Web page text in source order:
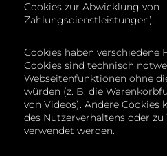
Cookies zur Abwicklung von
Zahlungsdienstleistungen).
Cookies haben verschiedene
Cookies sind technisch
Webseitenfunktionen ohne
würden (z. B. die
von Videos). Andere Cookies
des Nutzerverhaltens oder zu
verwendet werden.